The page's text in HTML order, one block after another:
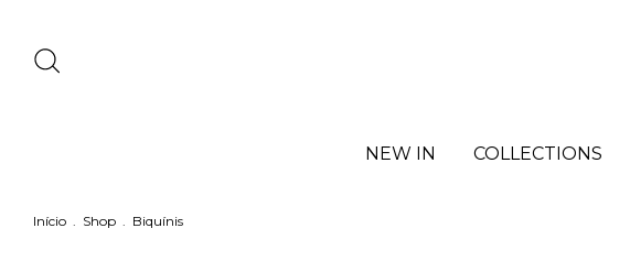
NEW IN COLLECTIONS
Início . Shop . Biquínis